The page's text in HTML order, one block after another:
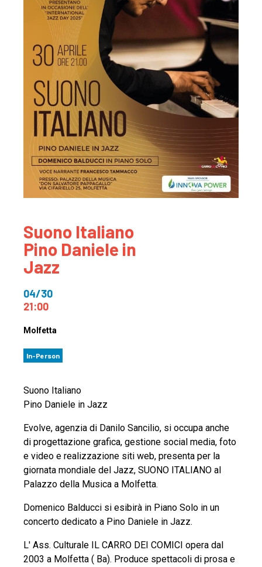
Suono Italiano
Pino Daniele in
Jazz
04/30
21:00
Molfetta
In-Person
Suono Italiano
Pino Daniele in Jazz
Evolve, agenzia di Danilo Sancilio, si occupa anche
di progettazione grafica, gestione social media, foto
e video e realizzazione siti web, presenta per la
giornata mondiale del Jazz, SUONO ITALIANO al
Palazzo della Musica a Molfetta.
Domenico Balducci si esibirà in Piano Solo in un
concerto dedicato a Pino Daniele in Jazz.
L' Ass. Culturale IL CARRO DEI COMICI opera dal
2003 a Molfetta ( Ba). Produce spettacoli di prosa e